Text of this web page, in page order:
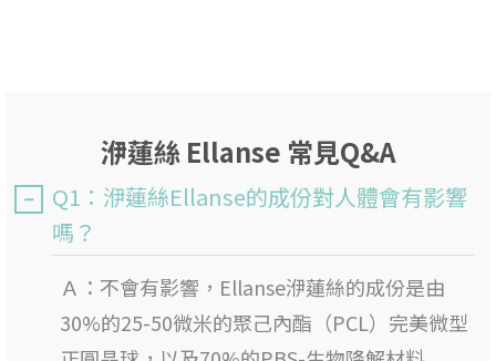
洢蓮絲 Ellanse 常見Q&A
Q1：洢蓮絲Ellanse的成份對人體會有影響
嗎？
Ａ： 不會有影響，Ellanse洢蓮絲的成份是由
30%的25-50微米的聚己內酯（PCL）完美微型